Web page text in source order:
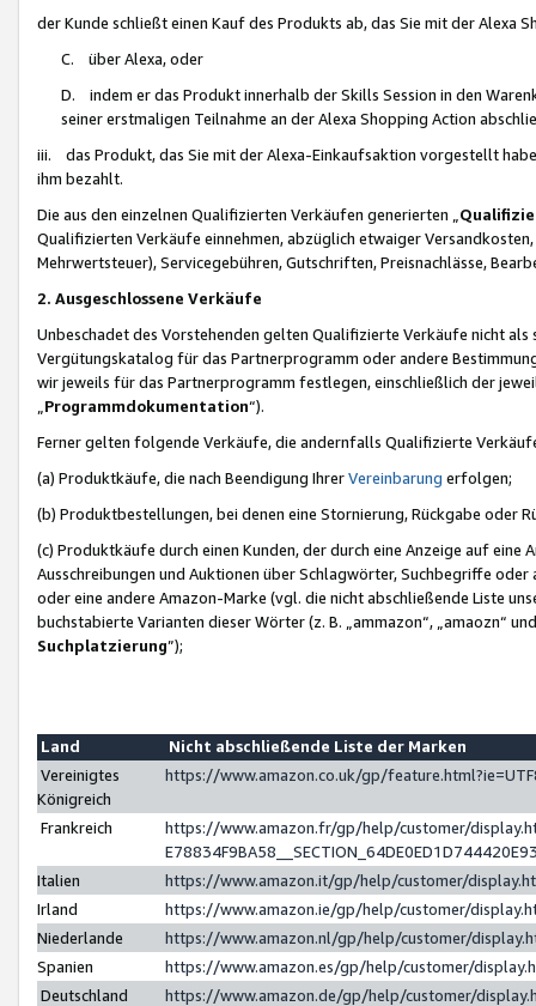
der Kunde schließt einen Kauf des Produkts ab, das Sie mit der Alexa
C. über Alexa, oder
D. indem er das Produkt innerhalb der Skills Session in den
seiner erstmaligen Teilnahme an der Alexa Shopping Action
iii. das Produkt, das Sie mit der Alexa-Einkaufsaktion vorgestellt
ihm bezahlt.
Die aus den einzelnen Qualifizierten Verkäufen generierten „
Qualifizierten Verkäufe einnehmen, abzüglich etwaiger
Mehrwertsteuer), Servicegebühren, Gutschriften, Preisnachlässe,
2. Ausgeschlossene Verkäufe
Unbeschadet des Vorstehenden gelten Qualifizierte Verkäufe nicht
Vergütungskatalog für das Partnerprogramm oder andere
wir jeweils für das Partnerprogramm festlegen, einschließlich der
Programmdokumentation“).
Ferner gelten folgende Verkäufe, die andernfalls Qualifizierte
(a) Produktkäufe, die nach Beendigung IhrerVereinbarung erfolgen;
(b) Produktbestellungen, bei denen eine Stornierung, Rückgabe oder
(c) Produktkäufe durch einen Kunden, der durch eine Anzeige auf
Ausschreibungen und Auktionen über Schlagwörter, Suchbegriffe
oder eine andere Amazon-Marke (vgl. die nicht abschließende Liste
buchstabierte Varianten dieser Wörter (z. B. „ammazon“, „amaozn“
Suchplatzierung”);
Land
Nicht abschließende Liste der Marken
Vereinigtes
Königreich
https://www.amazon.co.uk/gp/
Frankreich
https://www.amazon.fr/gp/help/customer/
Italien
https://www.amazon.it/gp/help/customer/
Irland
https://www.amazon.ie/gp/help/customer/
Niederlande
https://www.amazon.nl/gp/help/customer/
Spanien
https://www.amazon.es/gp/help/customer/
Deutschland
https://www.amazon.de/gp/help/customer/